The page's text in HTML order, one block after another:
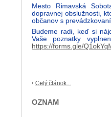
Mesto Rimavská
dopravnej obslužnosti,
občanov s
Budeme radi, keď si
Vaše poznatky
https://forms.gle/
Celý článok...
OZNAM